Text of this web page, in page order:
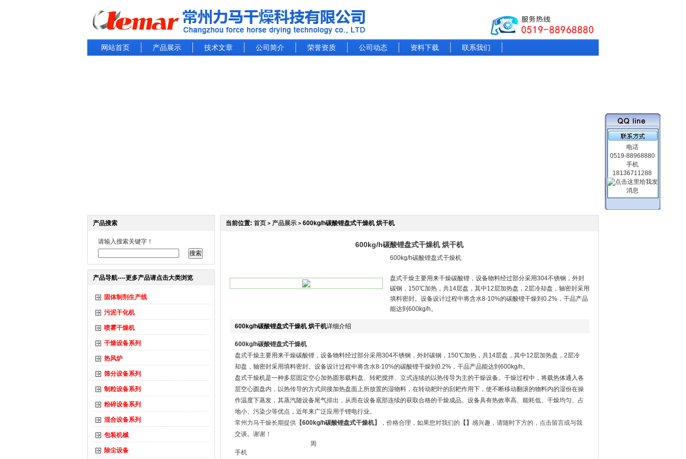
网站首页 产品展示 技术文章 公司简介 荣誉资质 公司动态 资料下载 联系我们
产品搜索
请输入搜索关键字！
产品导航----更多产品请点击大类浏览
固体制剂生产线
污泥干化机
喷雾干燥机
干燥设备系列
热风炉
筛分设备系列
制粒设备系列
粉碎设备系列
混合设备系列
包装机械
除尘设备
当前位置: 首页 > 产品展示 > 600kg/h碳酸锂盘式干燥机 烘干机
600kg/h碳酸锂盘式干燥机 烘干机
600kg/h碳酸锂盘式干燥机
盘式干燥主要用来干燥碳酸锂，设备物料经过部分采用304不锈钢，外封
碳钢，150℃加热，共14层盘，其中12层加热盘，2层冷却盘，轴密封采用
填料密封。设备设计过程中将含水8-10%的碳酸锂干燥到0.2%，干品产品
能达到600kg/h。
600kg/h碳酸锂盘式干燥机 烘干机详细介绍
600kg/h碳酸锂盘式干燥机
盘式干燥主要用来干燥碳酸锂，设备物料经过部分采用304不锈钢，外封碳钢，150℃加热，共14层盘，其中12层加热盘，2层冷
却盘，轴密封采用填料密封。设备设计过程中将含水8-10%的碳酸锂干燥到0.2%，干品产品能达到600kg/h。
盘式干燥机是一种多层固定空心加热圆形载料盘、转耙搅拌、立式连续的以热传导为主的干燥设备。干燥过程中，将载热体通入各
层空心圆盘内，以热传导的方式间接加热盘面上所放置的湿物料，在转动耙叶的刮耙作用下，使不断移动翻滚的物料内的湿份在操
作温度下蒸发，其蒸汽随设备尾气排出，从而在设备底部连续的获取合格的干燥成品。设备具有热效率高、能耗低、干燥均匀、占
地小、污染少等优点，近年来广泛应用于锂电行业。
常州力马干燥长期提供【600kg/h碳酸锂盘式干燥机】 ，价格合理，如果您对我们的 【 】 感兴趣，请随时下方的，点击留言或与我
交谈。谢谢！
周
手机
电话
0519-88968880
手机
18136711288